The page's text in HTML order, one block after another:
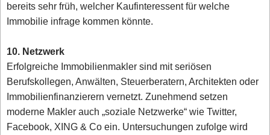
bereits sehr früh, welcher Kaufinteressent für welche
Immobilie infrage kommen könnte.
10. Netzwerk
Erfolgreiche Immobilienmakler sind mit seriösen
Berufskollegen, Anwälten, Steuerberatern, Architekten oder
Immobilienfinanzierern vernetzt. Zunehmend setzen
moderne Makler auch „soziale Netzwerke“ wie Twitter,
Facebook, XING & Co ein. Untersuchungen zufolge wird